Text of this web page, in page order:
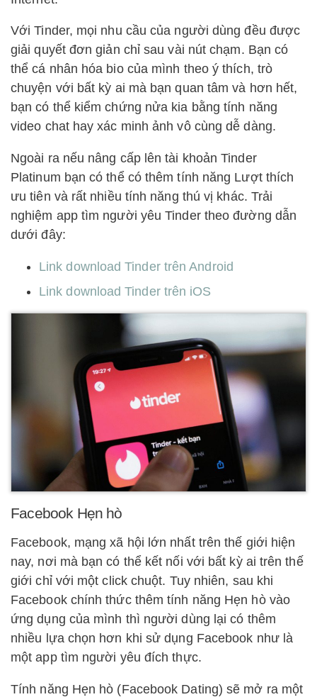
Với Tinder, mọi nhu cầu của người dùng đều được
giải quyết đơn giản chỉ sau vài nút chạm. Bạn có
thể cá nhân hóa bio của mình theo ý thích, trò
chuyện với bất kỳ ai mà bạn quan tâm và hơn hết,
bạn có thể kiểm chứng nửa kia bằng tính năng
video chat hay xác minh ảnh vô cùng dễ dàng.
Ngoài ra nếu nâng cấp lên tài khoản Tinder
Platinum bạn có thể có thêm tính năng Lượt thích
ưu tiên và rất nhiều tính năng thú vị khác. Trải
nghiệm app tìm người yêu Tinder theo đường dẫn
dưới đây:
Link download Tinder trên Android
Link download Tinder trên iOS
Facebook Hẹn hò
Facebook, mạng xã hội lớn nhất trên thế giới hiện
nay, nơi mà bạn có thể kết nối với bất kỳ ai trên thế
giới chỉ với một click chuột. Tuy nhiên, sau khi
Facebook chính thức thêm tính năng Hẹn hò vào
ứng dụng của mình thì người dùng lại có thêm
nhiều lựa chọn hơn khi sử dụng Facebook như là
một app tìm người yêu đích thực.
Tính năng Hẹn hò (Facebook Dating) sẽ mở ra một